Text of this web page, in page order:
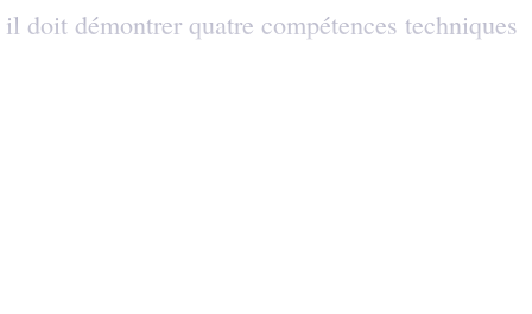
doit démontrer quatre compétences techniques